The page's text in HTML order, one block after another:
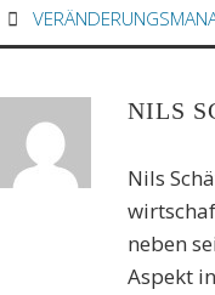
NILS
Nils
neben
Aspekt